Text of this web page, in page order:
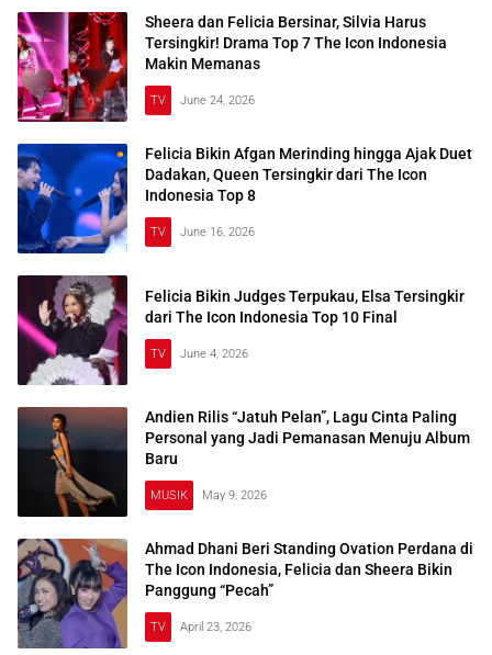
Sheera dan Felicia Bersinar, Silvia Harus
Tersingkir! Drama Top 7 The Icon Indonesia
Makin Memanas
TV June 24, 2026
Felicia Bikin Afgan Merinding hingga Ajak Duet
Dadakan, Queen Tersingkir dari The Icon
Indonesia Top 8
TV June 16, 2026
Felicia Bikin Judges Terpukau, Elsa Tersingkir
dari The Icon Indonesia Top 10 Final
TV June 4, 2026
Andien Rilis “Jatuh Pelan”, Lagu Cinta Paling
Personal yang Jadi Pemanasan Menuju Album
Baru
MUSIK May 9, 2026
Ahmad Dhani Beri Standing Ovation Perdana di
The Icon Indonesia, Felicia dan Sheera Bikin
Panggung “Pecah”
TV April 23, 2026